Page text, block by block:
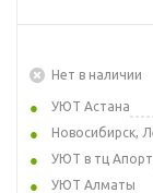
Нет в наличии
УЮТ Астана
Новосибирск,
УЮТ в тц Апорт
УЮТ Алматы